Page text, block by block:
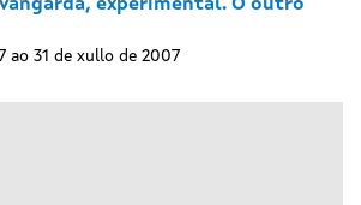
experimental. O outro
ao 31 de xullo de 2007